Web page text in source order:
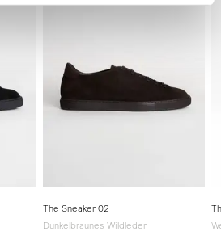
The Sneaker 02
Dunkelbraunes Wildleder